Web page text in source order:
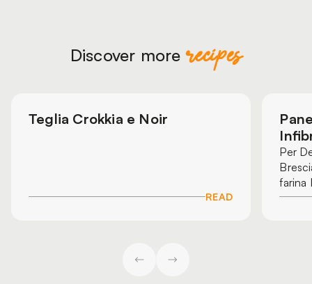
Discover more recipes
Teglia Crokkia e Noir
READ
Per
farina